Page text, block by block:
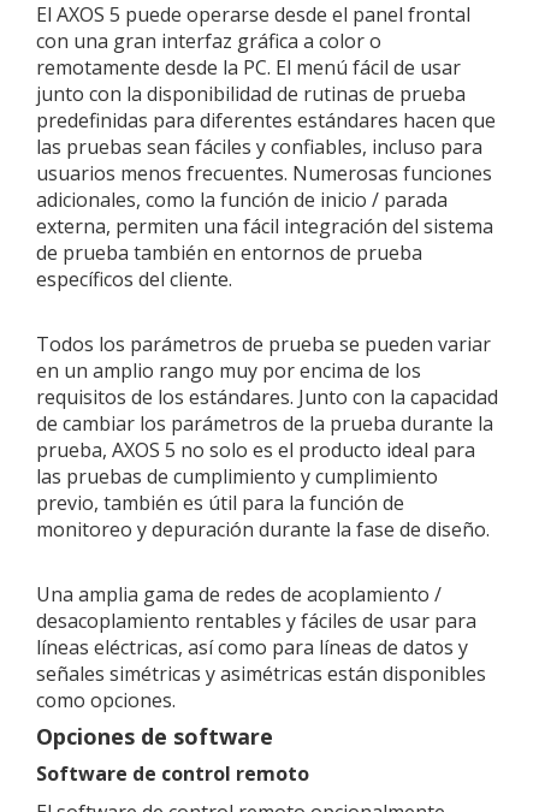
El AXOS 5 puede operarse desde el panel frontal
con una gran interfaz gráfica a color o
remotamente desde la PC. El menú fácil de usar
junto con la disponibilidad de rutinas de prueba
predefinidas para diferentes estándares hacen que
las pruebas sean fáciles y confiables, incluso para
usuarios menos frecuentes. Numerosas funciones
adicionales, como la función de inicio / parada
externa, permiten una fácil integración del sistema
de prueba también en entornos de prueba
específicos del cliente.
Todos los parámetros de prueba se pueden variar
en un amplio rango muy por encima de los
requisitos de los estándares. Junto con la capacidad
de cambiar los parámetros de la prueba durante la
prueba, AXOS 5 no solo es el producto ideal para
las pruebas de cumplimiento y cumplimiento
previo, también es útil para la función de
monitoreo y depuración durante la fase de diseño.
Una amplia gama de redes de acoplamiento /
desacoplamiento rentables y fáciles de usar para
líneas eléctricas, así como para líneas de datos y
señales simétricas y asimétricas están disponibles
como opciones.
Opciones de software
Software de control remoto